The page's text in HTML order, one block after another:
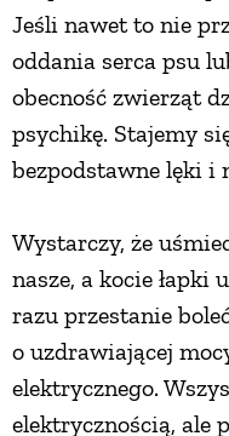
Jeśli nawet to nie
oddania serca psu
obecność zwierząt
psychikę. Stajemy
bezpodstawne lęki i
Wystarczy, że
nasze, a kocie łapki
razu przestanie
o uzdrawiającej
elektrycznego.
elektrycznością, ale